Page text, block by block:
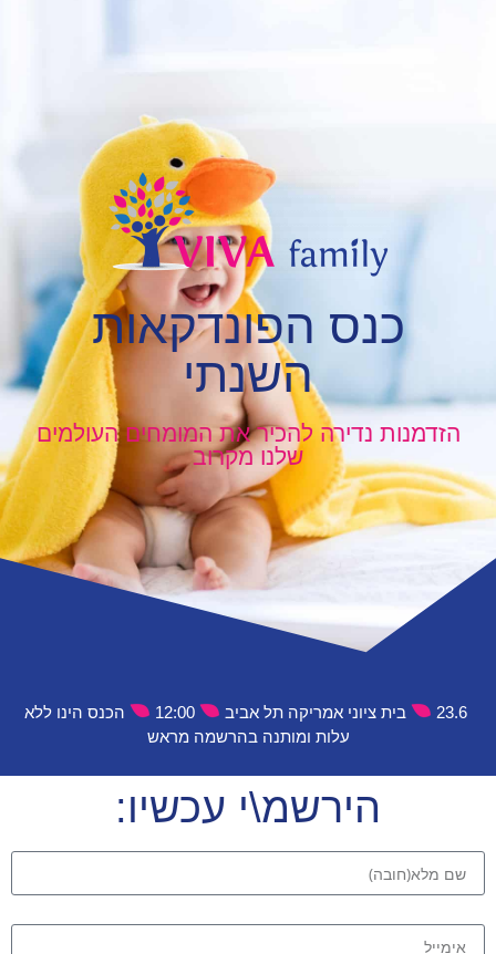
כנס הפונדקאות
השנתי
הזדמנות נדירה להכיר את המומחים העולמים
שלנו מקרוב
בית ציוני אמריקה תל אביב
הכנס הינו ללא
עלות ומותנה בהרשמה מראש
הירשמ\י עכשיו: